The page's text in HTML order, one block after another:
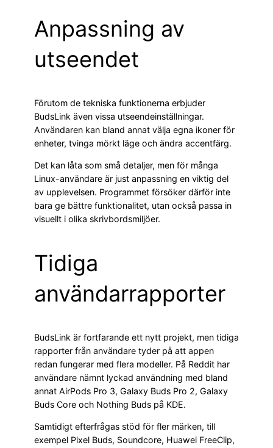
Anpassning av
utseendet
Förutom de tekniska funktionerna erbjuder
BudsLink även vissa utseendeinställningar.
Användaren kan bland annat välja egna ikoner för
enheter, tvinga mörkt läge och ändra accentfärg.
Det kan låta som små detaljer, men för många
Linux-användare är just anpassning en viktig del
av upplevelsen. Programmet försöker därför inte
bara ge bättre funktionalitet, utan också passa in
visuellt i olika skrivbordsmiljöer.
Tidiga
användarrapporter
BudsLink är fortfarande ett nytt projekt, men tidiga
rapporter från användare tyder på att appen
redan fungerar med flera modeller. På Reddit har
användare nämnt lyckad användning med bland
annat AirPods Pro 3, Galaxy Buds Pro 2, Galaxy
Buds Core och Nothing Buds på KDE.
Samtidigt efterfrågas stöd för fler märken, till
exempel Pixel Buds, Soundcore, Huawei FreeClip,